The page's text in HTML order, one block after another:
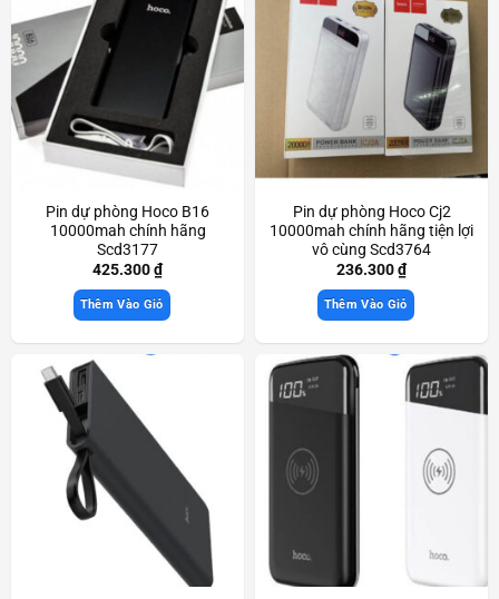
Pin dự phòng Hoco B16
10000mah chính hãng
Scd3177
425.300₫
Thêm Vào Giỏ
Pin dự phòng Hoco Cj2
10000mah chính hãng tiện lợi
vô cùng Scd3764
236.300₫
Thêm Vào Giỏ